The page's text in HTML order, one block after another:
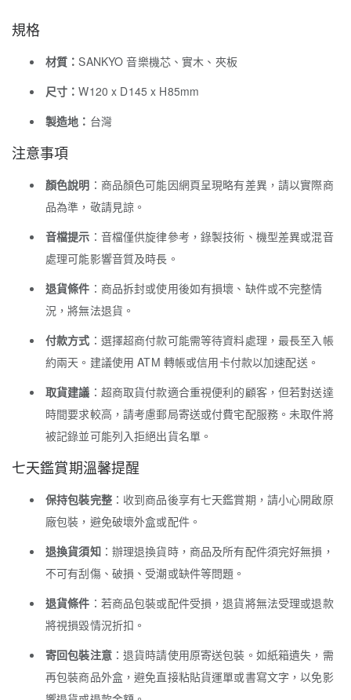
規格
材質：SANKYO 音樂機芯、實木、夾板
尺寸：W120 x D145 x H85mm
製造地： 台灣
注意事項
顏色說明 ：商品顏色可能因網頁呈現略有差異，請以實際商
品為準，敬請見諒。
音檔提示 ：音檔僅供旋律參考，錄製技術、機型差異或混音
處理可能影響音質及時長。
退貨條件 ：商品拆封或使用後如有損壞、缺件或不完整情
況，將無法退貨。
付款方式 ：選擇超商付款可能需等待資料處理，最長至入帳
約兩天。建議使用 ATM 轉帳或信用卡付款以加速配送。
取貨建議 ：超商取貨付款適合重視便利的顧客，但若對送達
時間要求較高，請考慮郵局寄送或付費宅配服務。未取件將
被記錄並可能列入拒絕出貨名單。
七天鑑賞期溫馨提醒
保持包裝完整：收到商品後享有七天鑑賞期，請小心開啟原
廠包裝，避免破壞外盒或配件。
退換貨須知：辦理退換貨時，商品及所有配件須完好無損，
不可有刮傷、破損、受潮或缺件等問題。
退貨條件 ：若商品包裝或配件受損，退貨將無法受理或退款
將視損毀情況折扣。
寄回包裝注意：退貨時請使用原寄送包裝。如紙箱遺失，需
再包裝商品外盒，避免直接粘貼貨運單或書寫文字，以免影